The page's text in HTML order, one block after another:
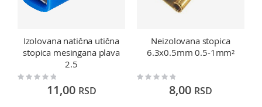
Izolovana natična utična
stopica mesingana plava
2.5
Rating:
11,00 RSD
Neizolovana stopica
6.3x0.5mm 0.5-1mm²
Rating:
8,00 RSD